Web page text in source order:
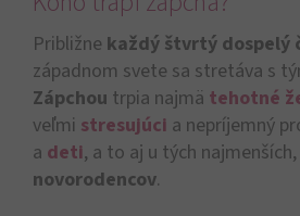
Približne každý štvrtý dospelý
západnom svete sa stretáva s
Zápchou trpia najmä tehotné
veľmi stresujúci a nepríjemný
a deti, a to aj u tých najmenších,
novorodencov.